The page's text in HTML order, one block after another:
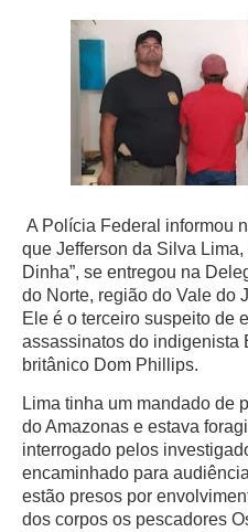
A Polícia Federal informou
que Jefferson da Silva
Dinha”, se entregou na
do Norte, região do Vale do
Ele é o terceiro suspeito de
assassinatos do indigenista
britânico Dom Phillips.
Lima tinha um mandado de
do Amazonas e estava
interrogado pelos
encaminhado para
estão presos por
dos corpos os pescadores